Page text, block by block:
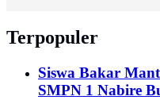
Terpopuler
Siswa Bakar
SMPN 1 Nabire